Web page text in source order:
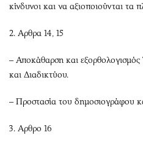
κίνδυνοι και να αξιοποιούνται τα
2. Αρθρα 14, 15
– Αποκάθαρση και
και Διαδικτύου.
– Προστασία του δημοσιογράφου
3. Αρθρο 16